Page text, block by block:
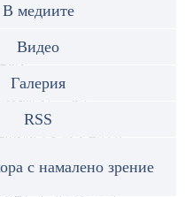
В медиите
Видео
Галерия
RSS
с намалено зрение